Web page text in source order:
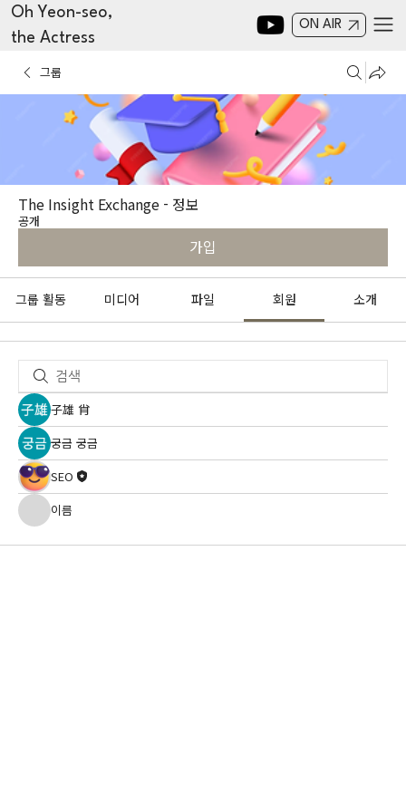
Oh Yeon-seo,
the Actress
ON AIR
그룹
The Insight Exchange - 정보
공개
가입
그룹 활동 미디어 파일 회원 소개
子雄 肖
궁금 궁금
SEO
이름